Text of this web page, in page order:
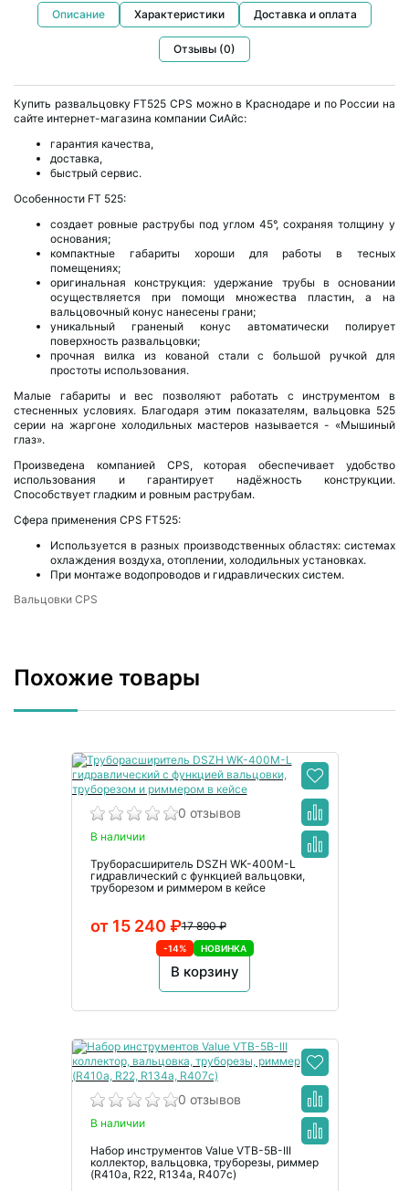
Описание Характеристики Доставка и оплата
Отзывы (0)
Купить развальцовку FT525 CPS можно в Краснодаре и по России на
сайте интернет-магазина компании СиАйс:
гарантия качества,
доставка,
быстрый сервис.
Особенности FT 525:
создает ровные раструбы под углом 45°, сохраняя толщину у
основания;
компактные габариты хороши для работы в тесных
помещениях;
оригинальная конструкция: удержание трубы в основании
осуществляется при помощи множества пластин, а на
вальцовочный конус нанесены грани;
уникальный граненый конус автоматически полирует
поверхность развальцовки;
прочная вилка из кованой стали с большой ручкой для
простоты использования.
Малые габариты и вес позволяют работать с инструментом в
стесненных условиях. Благодаря этим показателям, вальцовка 525
серии на жаргоне холодильных мастеров называется - «Мышиный
глаз».
Произведена компанией CPS, которая обеспечивает удобство
использования и гарантирует надёжность конструкции.
Способствует гладким и ровным раструбам.
Сфера применения CPS FT525:
Используется в разных производственных областях: системах
охлаждения воздуха, отоплении, холодильных установках.
При монтаже водопроводов и гидравлических систем.
Вальцовки CPS
Похожие товары
0 отзывов
В наличии
Труборасширитель DSZH WK-400M-L
гидравлический с функцией вальцовки,
труборезом и риммером в кейсе
17 890 ₽
от 15 240 ₽
В корзину
-14% НОВИНКА
0 отзывов
В наличии
Набор инструментов Value VTB-5B-III
коллектор, вальцовка, труборезы, риммер
(R410a, R22, R134а, R407с)